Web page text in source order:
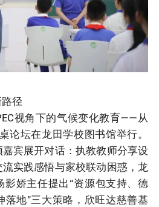
径
视角下的气候变化教育——从
论坛在龙田学校图书馆举行。
宾展开对话：执教教师分享设
实践感悟与家校联动困惑，龙
影娇主任提出“资源包支持、德
落地”三大策略，欣旺达慈善基